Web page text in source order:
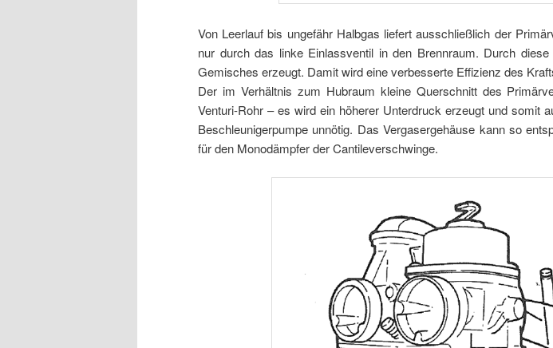
Von Leerlauf bis ungefähr Halbgas liefert ausschließlich der
nur durch das linke Einlassventil in den Brennraum. Durch
Gemisches erzeugt. Damit wird eine verbesserte Effizienz des
Der im Verhältnis zum Hubraum kleine Querschnitt des
Venturi-Rohr – es wird ein höherer Unterdruck erzeugt und somit
Beschleunigerpumpe unnötig. Das Vergasergehäuse kann so
für den Monodämpfer der Cantileverschwinge.